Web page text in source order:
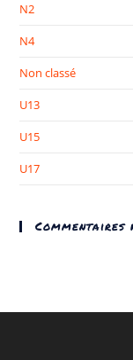
N2
N4
Non classé
U13
U15
U17
Commentaires